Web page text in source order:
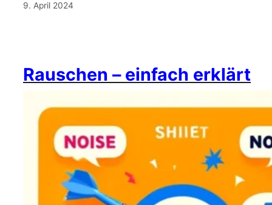
9. April 2024
Rauschen – einfach erklärt